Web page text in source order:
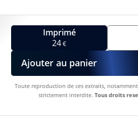
Imprimé
24€
Ajouter au panier
Toute reproduction de ces extraits,
strictement interdite. Tous droits